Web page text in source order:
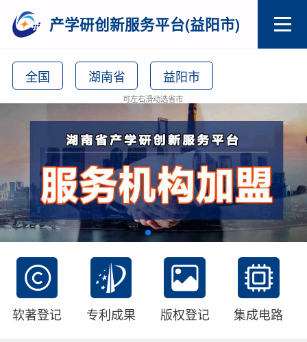
产学研创新服务平台(益阳市)
全国 湖南省 益阳市
可左右滑动选省市
软著登记 专利成果 版权登记 集成电路